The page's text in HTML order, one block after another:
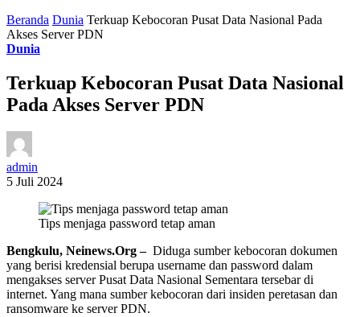
Beranda Dunia Terkuap Kebocoran Pusat Data Nasional Pada
Akses Server PDN
Dunia
Terkuap Kebocoran Pusat Data Nasional
Pada Akses Server PDN
admin
5 Juli 2024
Tips menjaga password tetap aman
Bengkulu, Neinews.Org –Diduga sumber kebocoran dokumen
yang berisi kredensial berupa username dan password dalam
mengakses server Pusat Data Nasional Sementara tersebar di
internet. Yang mana sumber kebocoran dari insiden peretasan dan
ransomware ke server PDN.